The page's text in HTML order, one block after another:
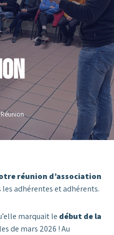
Réunion
réunion d’association
adhérentes et adhérents.
marquait le début de la
de mars 2026 ! Au